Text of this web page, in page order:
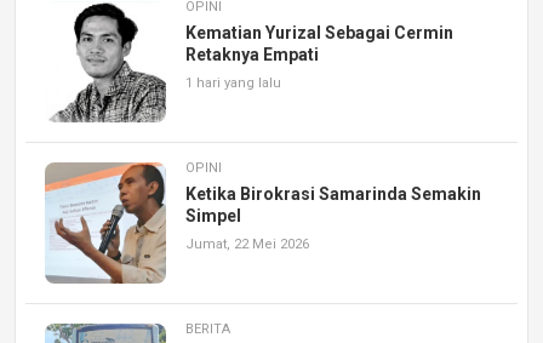
OPINI
Kematian Yurizal Sebagai Cermin
Retaknya Empati
1 hari yang lalu
OPINI
Ketika Birokrasi Samarinda Semakin
Simpel
Jumat, 22 Mei 2026
BERITA